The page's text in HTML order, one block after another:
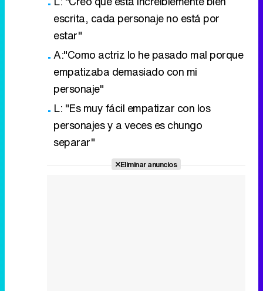
escrita, cada personaje no está por
estar"
A:"Como actriz lo he pasado mal porque
empatizaba demasiado con mi
personaje"
L: "Es muy fácil empatizar con los
personajes y a veces es chungo
separar"
Eliminar anuncios